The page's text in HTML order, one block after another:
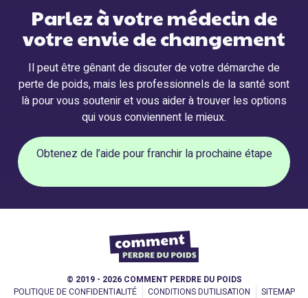
Parlez à votre médecin de
votre envie de changement
Il peut être gênant de discuter de votre démarche de
perte de poids, mais les professionnels de la santé sont
là pour vous soutenir et vous aider à trouver les options
qui vous conviennent le mieux.
Obtenez de l’aide pour franchir la prochaine étape
© 2019 - 2026 COMMENT PERDRE DU POIDS
POLITIQUE DE CONFIDENTIALITÉ
CONDITIONS DUTILISATION SITEMAP